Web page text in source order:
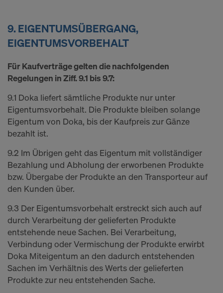
9. EIGENTUMSÜBERGANG,
EIGENTUMSVORBEHALT
Für Kaufverträge gelten die nachfolgenden
Regelungen in Ziff. 9.1 bis 9.7:
9.1 Doka liefert sämtliche Produkte nur unter
Eigentumsvorbehalt. Die Produkte bleiben solange
Eigentum von Doka, bis der Kaufpreis zur Gänze
bezahlt ist.
9.2 Im Übrigen geht das Eigentum mit vollständiger
Bezahlung und Abholung der erworbenen Produkte
bzw. Übergabe der Produkte an den Transporteur auf
den Kunden über.
9.3 Der Eigentumsvorbehalt erstreckt sich auch auf
durch Verarbeitung der gelieferten Produkte
entstehende neue Sachen. Bei Verarbeitung,
Verbindung oder Vermischung der Produkte erwirbt
Doka Miteigentum an den dadurch entstehenden
Sachen im Verhältnis des Werts der gelieferten
Produkte zur neu entstehenden Sache.